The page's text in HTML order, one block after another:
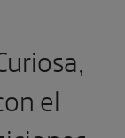
el